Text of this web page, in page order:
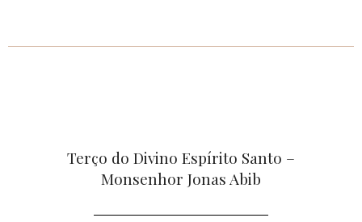
Terço do Divino Espírito Santo –
Monsenhor Jonas Abib